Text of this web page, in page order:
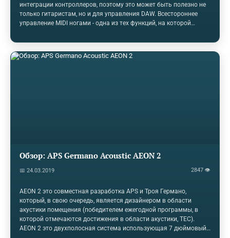
интеграции контроллеров, поэтому это может быть полезно не
только гитаристам, но и для управления DAW. Всестороннее
управление MIDI ногами - одна из тех функций, на которой
протяжении десятилетий, он построен как танк, но требует
довольно много возни, чтобы сопоставить элементы
управления и сделать его полезным. Недавний Keith McMillen
Обзор: APS Germano Acoustic AEON 2
📅 24.03.2019 2847 👁
AEON 2 это совместная разработка APS и Троя Германо,
который, в свою очередь, является дизайнером в области
акустики помещения (победителем ежегодной программы, в
которой отмечаются достижения в области акустики, TEC).
AEON 2 это двухполосная система использующая 7 дюймовый